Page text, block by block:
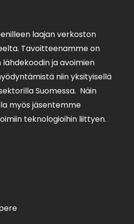
laajan verkoston
Tavoitteenamme on
ja avoimien
niin yksityisellä
Suomessa. Näin
myös jäsentemme
teknologioihin liittyen.